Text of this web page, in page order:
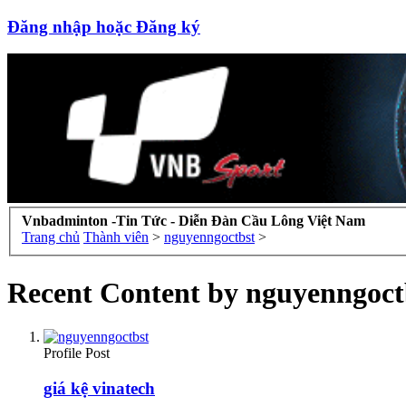
Đăng nhập hoặc Đăng ký
Vnbadminton -Tin Tức - Diễn Đàn Cầu Lông Việt Nam
Trang chủ Thành viên > nguyenngoctbst >
Recent Content by
Profile Post
giá kệ vinatech